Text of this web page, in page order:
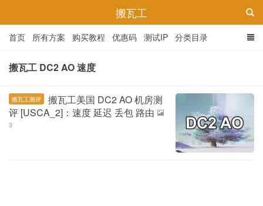
搬瓦工
首页 所有方案 购买教程 优惠码 测试IP 分类目录
搬瓦工 DC2 AO 速度
搬瓦工测评
搬瓦工美国 DC2 AO 机房测
评 [USCA_2]：速度 延迟 丢包 路由
3